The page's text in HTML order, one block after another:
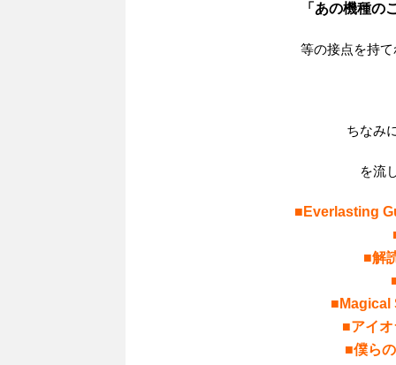
「あの機種の
等の接点を持て
ちなみ
を流
■Everlasting
■解
■Magical
■アイオ
■僕ら